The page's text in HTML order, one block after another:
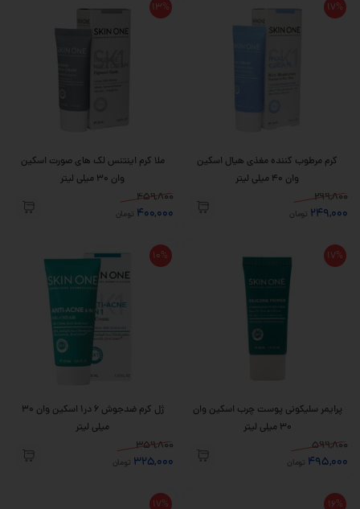
17%
کرم مرطوب کننده مغذی هیال اسکین
وان 40 میلی لیتر
299,800
249,000 تومان
13%
ملا کرم اینتنس لک های صورت اسکین
وان 30 میلی لیتر
459,800
400,000 تومان
17%
پرایمر سلیکونی پوست چرب اسکین وان
30 میلی لیتر
599,800
495,000 تومان
10%
ژل کرم ضدجوش 6 در1 اسکین وان 30
میلی لیتر
359,800
325,000 تومان
16%
17%